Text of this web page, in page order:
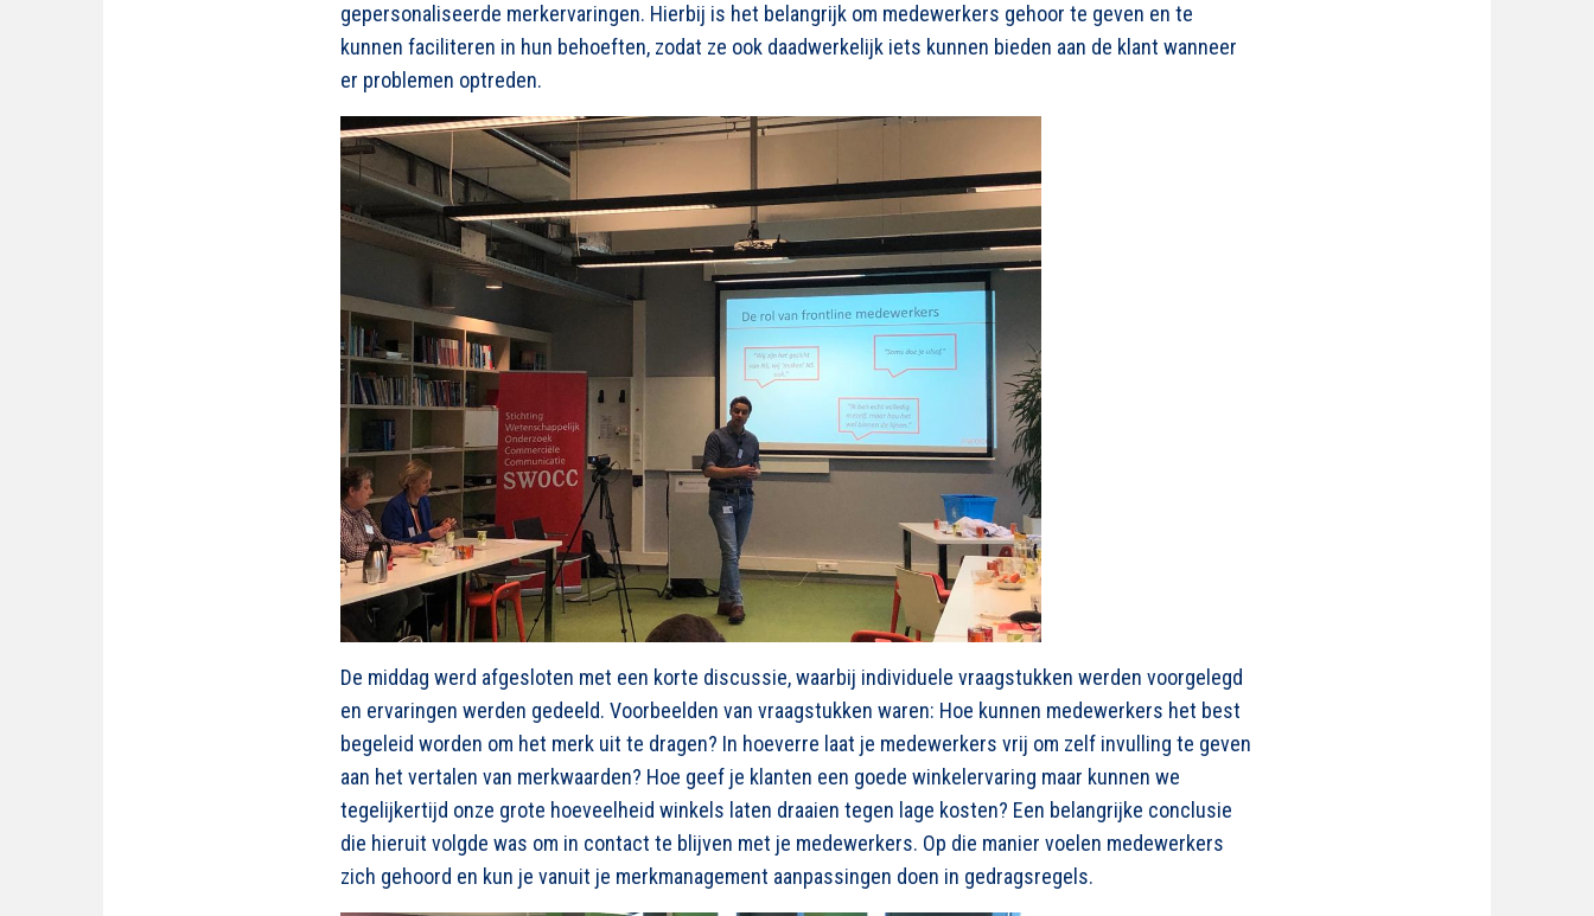
gepersonaliseerde merkervaringen. Hierbij is het belangrijk om medewerkers gehoor te geven en te
kunnen faciliteren in hun behoeften, zodat ze ook daadwerkelijk iets kunnen bieden aan de klant wanneer
er problemen optreden.
De middag werd afgesloten met een korte discussie, waarbij individuele vraagstukken werden voorgelegd
en ervaringen werden gedeeld. Voorbeelden van vraagstukken waren: Hoe kunnen medewerkers het best
begeleid worden om het merk uit te dragen? In hoeverre laat je medewerkers vrij om zelf invulling te geven
aan het vertalen van merkwaarden? Hoe geef je klanten een goede winkelervaring maar kunnen we
tegelijkertijd onze grote hoeveelheid winkels laten draaien tegen lage kosten? Een belangrijke conclusie
die hieruit volgde was om in contact te blijven met je medewerkers. Op die manier voelen medewerkers
zich gehoord en kun je vanuit je merkmanagement aanpassingen doen in gedragsregels.